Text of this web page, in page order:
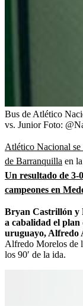
Bus de Atlético
vs. JuniorFoto:
Atlético Nacional se
de Barranquilla en
Un resultado de 3-
campeones en
Bryan Castrillón y
a cabalidad el
uruguayo, Alfredo
Alfredo Morelos de
los 90′ de la ida.